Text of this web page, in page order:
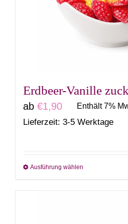
Optionen
können
werden
Erdbeer-Vanille
ab €1,90 Enthält 7%
Lieferzeit: 3-5 Werktage
Ausführung wählen